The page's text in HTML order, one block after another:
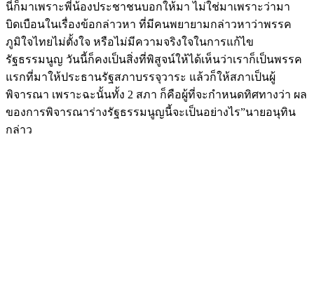
นี่ก็มาเพราะพี่น้องประชาชนบอกให้มา ไม่ใช่มาเพราะว่ามา
บิดเบือนในเรื่องข้อกล่าวหา ที่มีคนพยายามกล่าวหาว่าพรรค
ภูมิใจไทยไม่ตั้งใจ หรือไม่มีความจริงใจในการแก้ไข
รัฐธรรมนูญ วันนี้ก็คงเป็นสิ่งที่พิสูจน์ให้ได้เห็นว่าเราก็เป็นพรรค
แรกที่มาให้ประธานรัฐสภาบรรจุวาระ แล้วก็ให้สภาเป็นผู้
พิจารณา เพราะฉะนั้นทั้ง 2 สภา ก็คือผู้ที่จะกำหนดทิศทางว่า ผล
ของการพิจารณาร่างรัฐธรรมนูญนี้จะเป็นอย่างไร”นายอนุทิน
กล่าว